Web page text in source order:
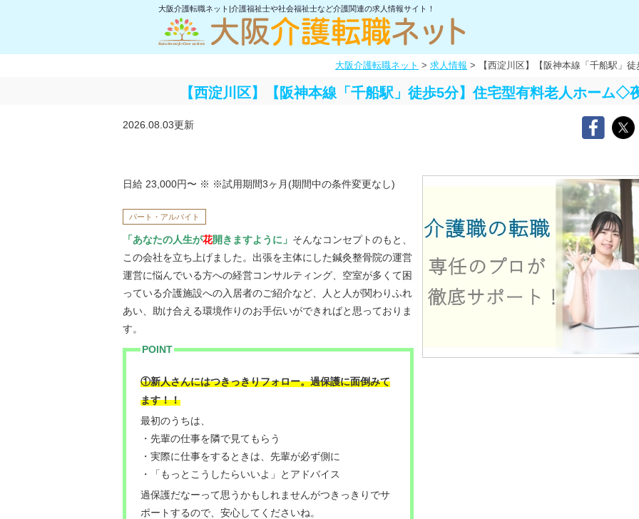
大阪介護転職ネット|介護福祉士や社会福祉士など介護関連の求人情報サイト！
大阪介護転職ネット > 求人情報 > 【西淀川区】【阪神本線「千船駅」
【西淀川区】【阪神本線「千船駅」徒歩5分】住宅型有料老人ホーム◇
2026.08.03更新
日給 23,000円〜 ※ ※試用期間3ヶ月(期間中の条件変更なし)
パート・アルバイト
「あなたの人生が花開きますように」 そんなコンセプトのもと、
この会社を立ち上げました。出張を主体にした鍼灸整骨院の運営
運営に悩んでいる方への経営コンサルティング、空室が多くて困
っている介護施設への入居者のご紹介など、人と人が関わりふれ
あい、助け合える環境作りのお手伝いができればと思っておりま
す。
POINT
①新人さんにはつきっきりフォロー。過保護に面倒みて
ます！！
最初のうちは、
・先輩の仕事を隣で見てもらう
・実際に仕事をするときは、先輩が必ず側に
・「もっとこうしたらいいよ」とアドバイス
過保護だなーって思うかもしれませんがつきっきりでサ
ポートするので、安心してくださいね。